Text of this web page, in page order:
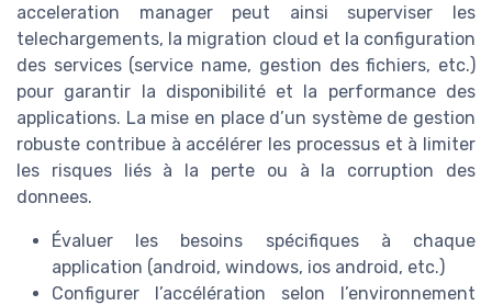
acceleration manager peut ainsi superviser les
telechargements, la migration cloud et la configuration
des services (service name, gestion des fichiers, etc.)
pour garantir la disponibilité et la performance des
applications. La mise en place d’un système de gestion
robuste contribue à accélérer les processus et à limiter
les risques liés à la perte ou à la corruption des
donnees.
Évaluer les besoins spécifiques à chaque
application (android, windows, ios android, etc.)
Configurer l’accélération selon l’environnement